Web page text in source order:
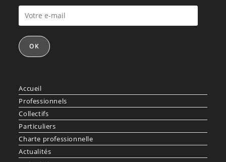
OK
Accueil
Professionnels
Collectifs
Particuliers
Charte professionnelle
Actualités